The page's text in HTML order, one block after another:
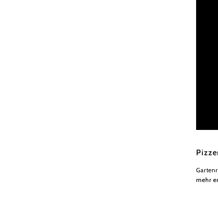
mehr